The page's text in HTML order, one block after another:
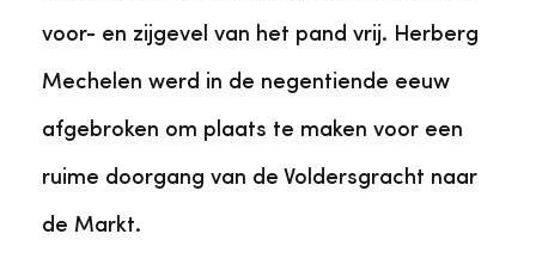
voor- en zijgevel van het pand vrij. Herberg
Mechelen werd in de negentiende eeuw
afgebroken om plaats te maken voor een
ruime doorgang van de Voldersgracht naar
de Markt.